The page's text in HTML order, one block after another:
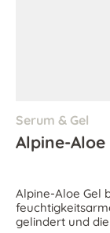
Serum & Gel
Alpine-Aloe
Alpine-Aloe Gel
gelindert und